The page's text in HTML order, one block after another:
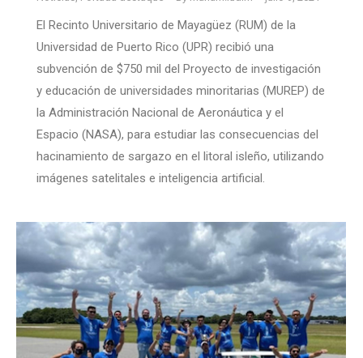
El Recinto Universitario de Mayagüez (RUM) de la
Universidad de Puerto Rico (UPR) recibió una
subvención de $750 mil del Proyecto de investigación
y educación de universidades minoritarias (MUREP) de
la Administración Nacional de Aeronáutica y el
Espacio (NASA), para estudiar las consecuencias del
hacinamiento de sargazo en el litoral isleño, utilizando
imágenes satelitales e inteligencia artificial.